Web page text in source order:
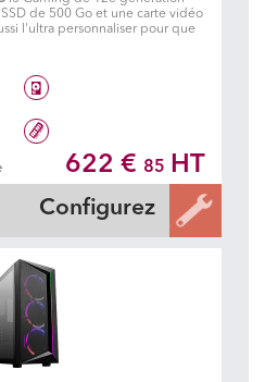
de 500 Go et une carte vidéo
l'ultra personnaliser pour que
1 To SSD
8 Go DDR4 3200 MHz
622 € 85 HT
Configurez